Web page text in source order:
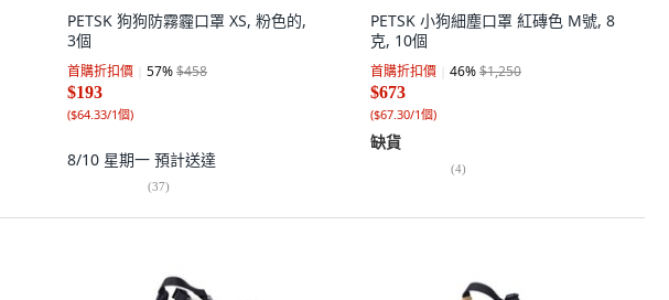
PETSK 狗狗防霧霾口罩 XS, 粉色的,
3個
首購折扣價 57%$458
$193
($64.33/1個)
8/10 星期一 預計送達
(37)
PETSK 小狗細塵口罩 紅磚色 M號, 8
克, 10個
首購折扣價 46%$1,250
$673
($67.30/1個)
缺貨
(4)